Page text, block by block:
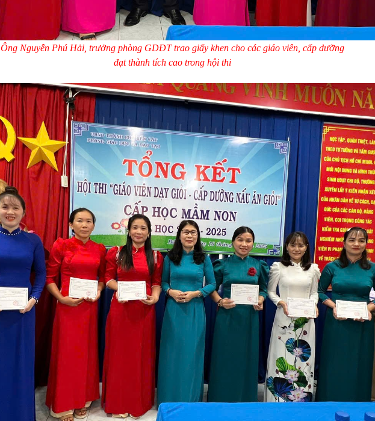
Ông Nguyễn Phú Hải, trưởng phòng GDĐT trao giấy khen cho các giáo viên, cấp dưỡng
đạt thành tích cao trong hội thi